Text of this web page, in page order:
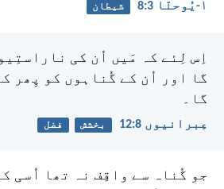
۱-یُوحنّا 3:‏8 شیطان
اِس لِئے کہ مَیں اُن کی
گا
اور اُن کے گُناہوں کو پِھر
گا۔
عِبرانیوں 8:‏12 بخشش فضل
جو گُناہ سے واقِف نہ تھا اُسی